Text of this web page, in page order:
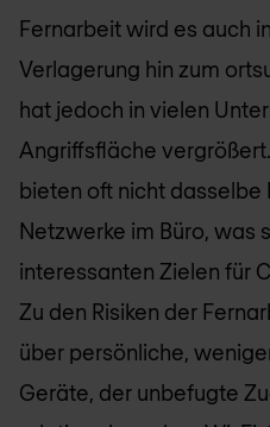
Fernarbeit wird es auch
Verlagerung hin zum
hat jedoch in vielen
Angriffsfläche
bieten oft nicht dasselbe
Netzwerke im Büro, was
interessanten Zielen für
Zu den Risiken der
über persönliche,
Geräte, der unbefugte